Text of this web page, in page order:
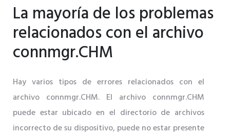
La mayoría de los problemas
relacionados con el archivo
connmgr.CHM
Hay varios tipos de errores relacionados con el
archivo connmgr.CHM. El archivo connmgr.CHM
puede estar ubicado en el directorio de archivos
incorrecto de su dispositivo, puede no estar presente